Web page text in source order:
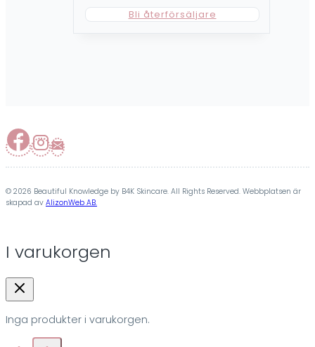
Bli återförsäljare
© 2026 Beautiful Knowledge by B4K Skincare. All Rights Reserved. Webbplatsen är
skapad av AlizonWeb AB.
I varukorgen
Inga produkter i varukorgen.